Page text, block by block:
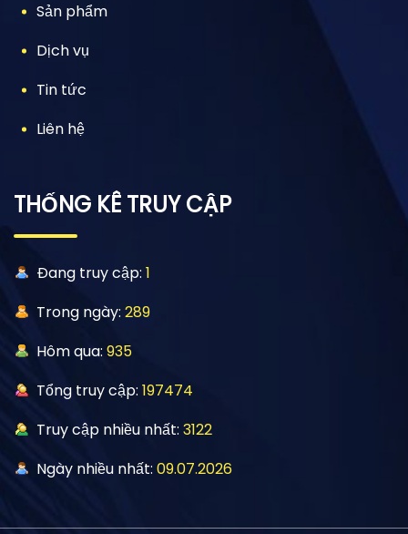
Sản phẩm
Dịch vụ
Tin tức
Liên hệ
THỐNG KÊ TRUY CẬP
Đang truy cập: 1
Trong ngày: 289
Hôm qua: 935
Tổng truy cập: 197474
Truy cập nhiều nhất: 3122
Ngày nhiều nhất: 09.07.2026